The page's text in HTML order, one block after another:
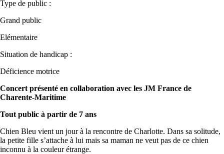
Type de public :
Grand public
Elémentaire
Situation de handicap :
Déficience motrice
Concert présenté en collaboration avec les JM France de
Charente-Maritime
Tout public à partir de 7 ans
Chien Bleu vient un jour à la rencontre de Charlotte. Dans sa solitude,
la petite fille s’attache à lui mais sa maman ne veut pas de ce chien
inconnu à la couleur étrange.